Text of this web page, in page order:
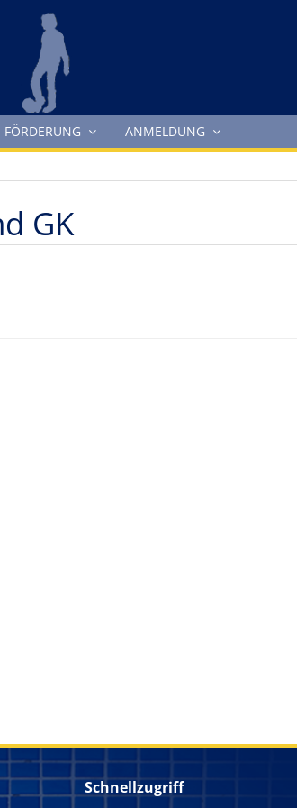
FÖRDERUNG ANMELDUNG
GK
Schnellzugriff